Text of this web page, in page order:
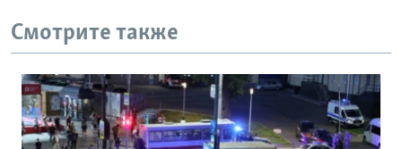
Смотрите также